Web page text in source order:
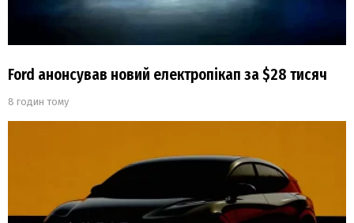
Ford анонсував новий електропікап за $28 тисяч
8 годин тому